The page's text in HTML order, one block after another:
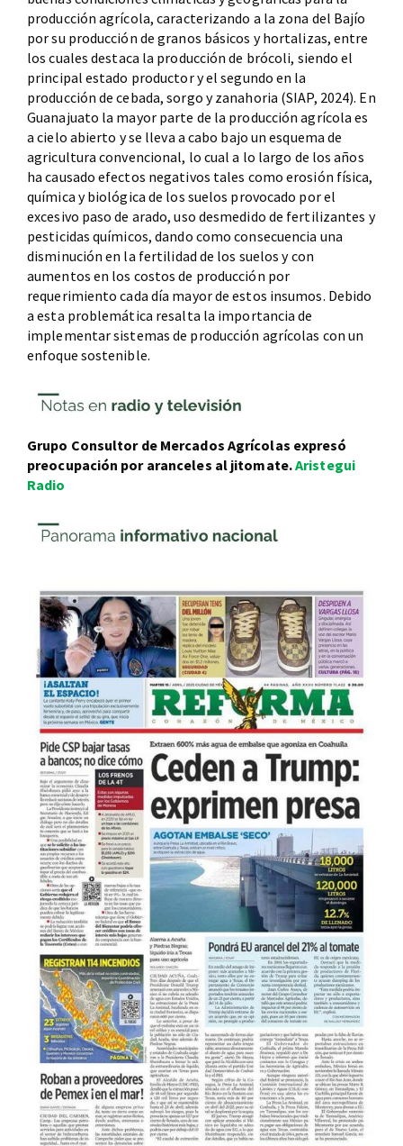
producción agrícola, caracterizando a la zona del Bajío
por su producción de granos básicos y hortalizas, entre
los cuales destaca la producción de brócoli, siendo el
principal estado productor y el segundo en la
producción de cebada, sorgo y zanahoria (SIAP, 2024). En
Guanajuato la mayor parte de la producción agrícola es
a cielo abierto y se lleva a cabo bajo un esquema de
agricultura convencional, lo cual a lo largo de los años
ha causado efectos negativos tales como erosión física,
química y biológica de los suelos provocado por el
excesivo paso de arado, uso desmedido de fertilizantes y
pesticidas químicos, dando como consecuencia una
disminución en la fertilidad de los suelos y con
aumentos en los costos de producción por
requerimiento cada día mayor de estos insumos. Debido
a esta problemática resalta la importancia de
implementar sistemas de producción agrícolas con un
enfoque sostenible.
Grupo Consultor de Mercados Agrícolas expresó
preocupación por aranceles al jitomate.Aristegui
Radio